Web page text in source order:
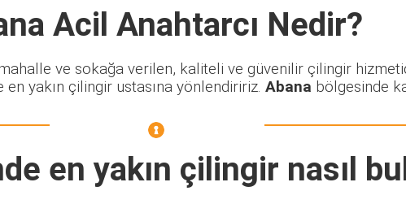
Acil Anahtarcı Nedir?
ve sokağa verilen, kaliteli ve güvenilir çilingir
yakın çilingir ustasına yönlendiririz. Abana bölgesinde
en yakın çilingir nasıl